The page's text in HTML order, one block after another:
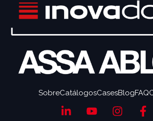
SobreCatálogosCasesBlogFAQ